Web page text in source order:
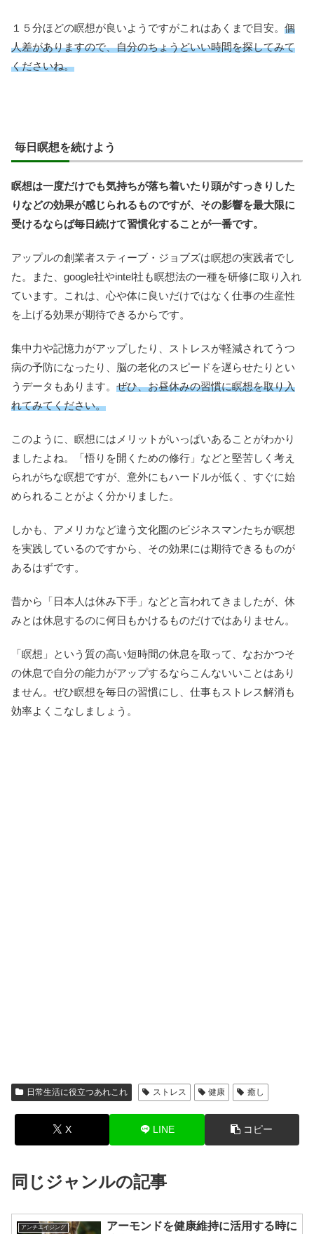
１５分ほどの瞑想が良いようですがこれはあくまで目安。 個
人差がありますので、自分のちょうどいい時間を探してみて
くださいね。
毎日瞑想を続けよう
瞑想は一度だけでも気持ちが落ち着いたり頭がすっきりした
りなどの効果が感じられるものですが、その影響を最大限に
受けるならば毎日続けて習慣化することが一番です。
アップルの創業者スティーブ・ジョブズは瞑想の実践者でし
た。また、google社やintel社も瞑想法の一種を研修に取り入れ
ています。これは、心や体に良いだけではなく仕事の生産性
を上げる効果が期待できるからです。
集中力や記憶力がアップしたり、ストレスが軽減されてうつ
病の予防になったり、脳の老化のスピードを遅らせたりとい
うデータもあります。 ぜひ、お昼休みの習慣に瞑想を取り入
れてみてください。
このように、瞑想にはメリットがいっぱいあることがわかり
ましたよね。「悟りを開くための修行」などと堅苦しく考え
られがちな瞑想ですが、意外にもハードルが低く、すぐに始
められることがよく分かりました。
しかも、アメリカなど違う文化圏のビジネスマンたちが瞑想
を実践しているのですから、その効果には期待できるものが
あるはずです。
昔から「日本人は休み下手」などと言われてきましたが、休
みとは休息するのに何日もかけるものだけではありません。
「瞑想」という質の高い短時間の休息を取って、なおかつそ
の休息で自分の能力がアップするならこんないいことはあり
ません。ぜひ瞑想を毎日の習慣にし、仕事もストレス解消も
効率よくこなしましょう。
日常生活に役立つあれこれ ストレス 健康 癒し
X LINE コピー
同じジャンルの記事
アンチエイジング
アーモンドを健康維持に活用する時に